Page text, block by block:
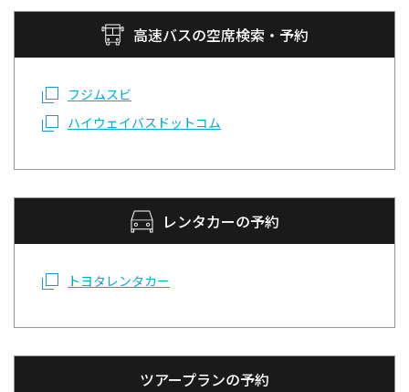
高速バスの空席検索・予約
フジムスビ
ハイウェイバスドットコム
レンタカーの予約
トヨタレンタカー
ツアープランの予約